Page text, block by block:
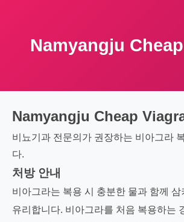
Namyangju
Namyangju Cheap
비뇨기과 전문의가 권장하는 비아그라
다.
처방 안내
비아그라는 복용 시 충분한 물과 함께 삼
유리합니다. 비아그라를 처음 복용하는